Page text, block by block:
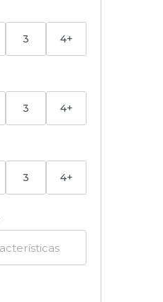
3 4+
3 4+
3 4+